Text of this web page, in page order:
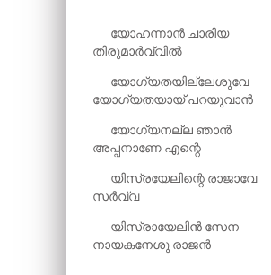
യോഹന്നാൻ ചാരിയ
തിരുമാർവ്വിൽ
യോഗ്യതയില്ലേശുവേ
യോഗ്യതയായ് പറയുവാൻ
യോഗ്യനല്ല ഞാൻ
അപ്പനാണേ എന്റെ
യിസ്രയേലിന്റെ രാജാവേ
സർവ്വ
യിസ്രായേലിൻ സേന
നായകനേശു രാജൻ